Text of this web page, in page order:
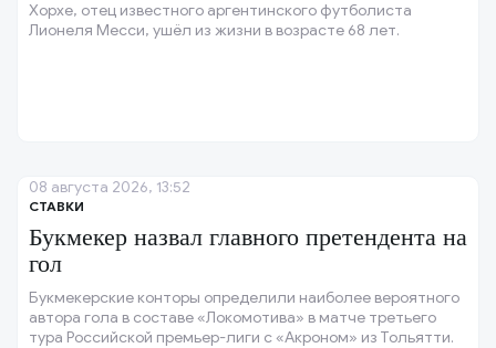
Хорхе, отец известного аргентинского футболиста
Лионеля Месси, ушёл из жизни в возрасте 68 лет.
СТАВКИ
Букмекер назвал главного претендента на
гол
Букмекерские конторы определили наиболее вероятного
автора гола в составе «Локомотива» в матче третьего
тура Российской премьер-лиги с «Акроном» из Тольятти.
08 августа 2026, 13:52